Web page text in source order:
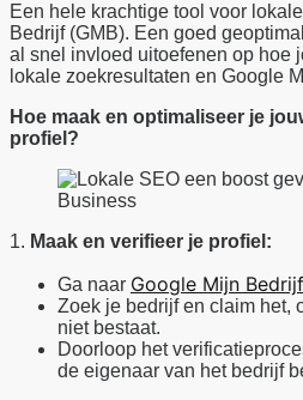
Een hele krachtige tool voor
Bedrijf (GMB). Een goed
al snel invloed uitoefenen op hoe
lokale zoekresultaten en Google
Hoe maak en optimaliseer je
profiel?
1. Maak en verifieer je profiel:
Ga naar Google Mijn Bedrijf
Zoek je bedrijf en claim het,
niet bestaat.
Doorloop het
de eigenaar van het bedrijf